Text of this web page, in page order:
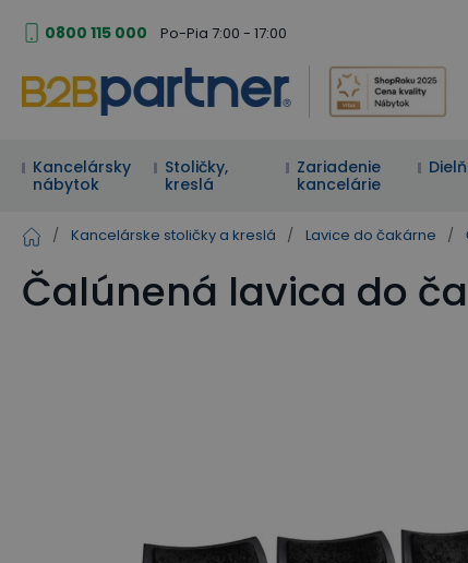
0800 115 000 Po-Pia 7:00 - 17:00
Kancelársky
nábytok
Stoličky,
kreslá
Zariadenie
kancelárie
/ Kancelárske stoličky a kreslá / Lavice do čakárne /
Čalúnená lavica do